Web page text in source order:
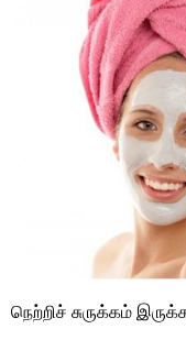
நெற்றிச் சுருக்கம்